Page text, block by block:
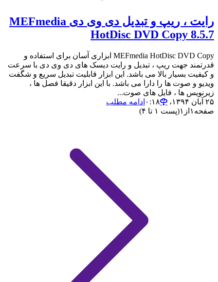
رایت ، ریپ و تبدیل دی وی دی MEFmedia
HotDisc DVD Copy 8.5.7
MEFmedia HotDisc DVD Copy ابزاری آسان برای استفاده و
قدرتمند جهت ریپ ، تبدیل و رایت دیسک های دی وی دی با سرعت
و کیفیت بسیار بالا می باشد. این ابزار قابلیت تبدیل سریع و شگفت
ویدیو و صوت ها را دارا می باشد. با این ابزار دقیقا فصل ها ،
زیرنویس ها ، فایل های صوت...
۲۵ آبان ۱۳۹۴،‏ ۰:۱۸
ادامه مطلب
صفحه ۱ از ۱(پست ۱ تا ۴)